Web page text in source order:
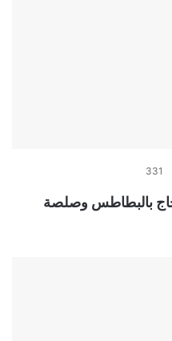
331
بالبطاطس وصلصة